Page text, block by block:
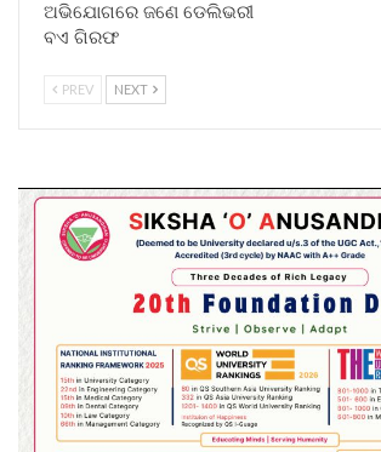
ଅଭିଯୋଗରେ ଜଣେ ଡେଲିଭରୀ
ବଏ ଗିରଫ
PREV NEXT